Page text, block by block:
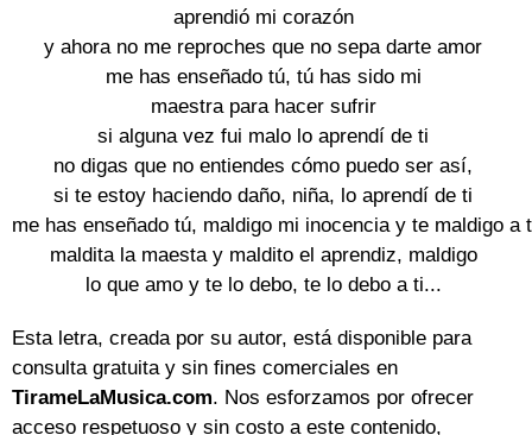
aprendió mi corazón
y ahora no me reproches que no sepa darte amor
me has enseñado tú, tú has sido mi
maestra para hacer sufrir
si alguna vez fui malo lo aprendí de ti
no digas que no entiendes cómo puedo ser así,
si te estoy haciendo daño, niña, lo aprendí de ti
me has enseñado tú, maldigo mi inocencia y te maldigo a
maldita la maesta y maldito el aprendiz, maldigo
lo que amo y te lo debo, te lo debo a ti...
Esta letra, creada por su autor, está disponible para
consulta gratuita y sin fines comerciales en
TirameLaMusica.com. Nos esforzamos por ofrecer
acceso respetuoso y sin costo a este contenido,